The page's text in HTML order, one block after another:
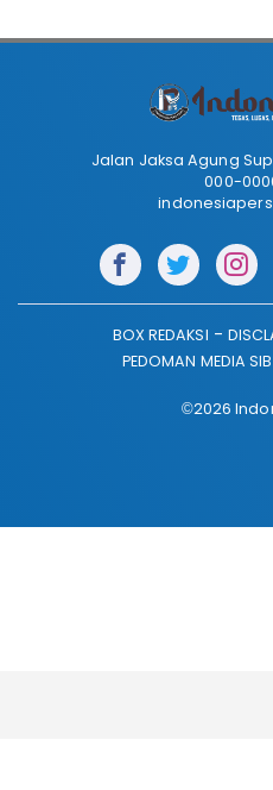
Jalan Jaksa Agung
000-
BOX REDAKSI
PEDOMAN MEDIA
©2026